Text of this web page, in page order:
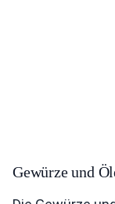
Gewürze und